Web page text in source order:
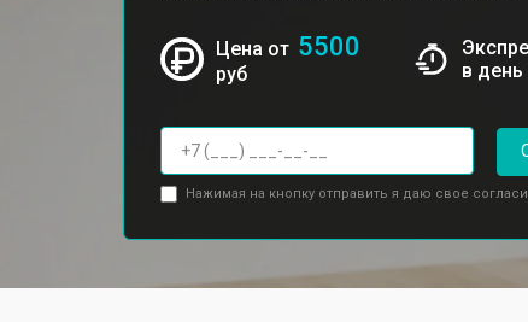
Цена от 5500
руб
в
Нажимая на кнопку отправить я даю свое